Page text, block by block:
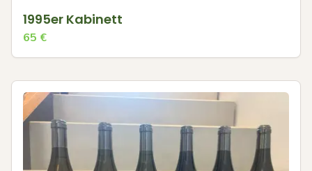
1995er Kabinett
65 €